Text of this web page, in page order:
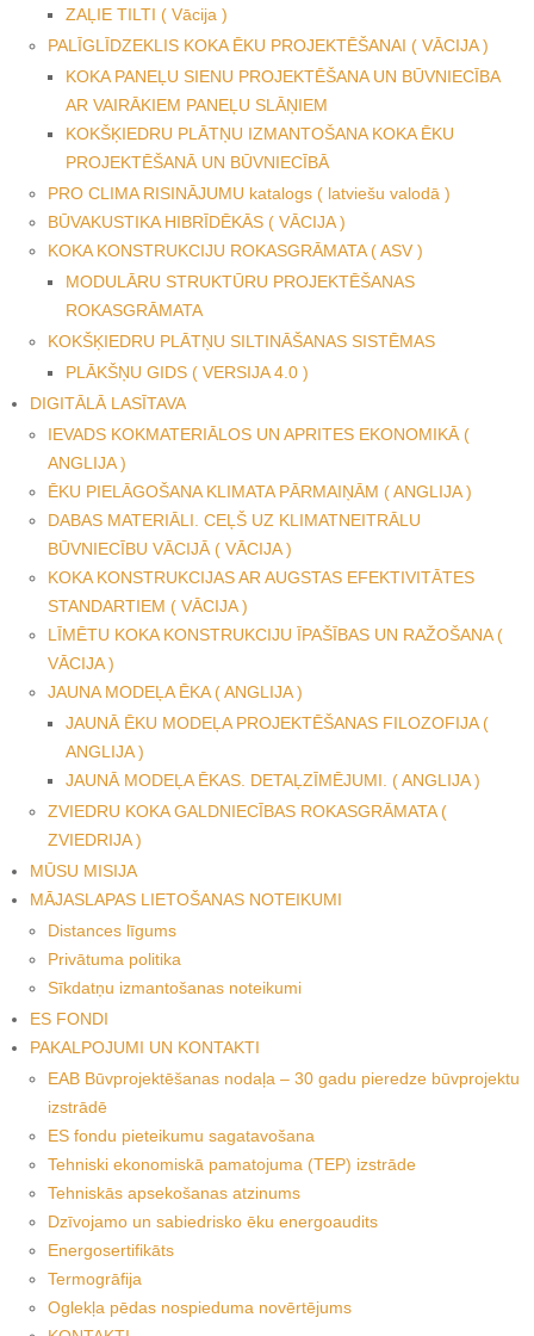
ZAĻIE TILTI ( Vācija )
PALĪGLĪDZEKLIS KOKA ĒKU PROJEKTĒŠANAI ( VĀCIJA )
KOKA PANEĻU SIENU PROJEKTĒŠANA UN BŪVNIECĪBA
AR VAIRĀKIEM PANEĻU SLĀŅIEM
KOKŠĶIEDRU PLĀTŅU IZMANTOŠANA KOKA ĒKU
PROJEKTĒŠANĀ UN BŪVNIECĪBĀ
PRO CLIMA RISINĀJUMU katalogs ( latviešu valodā )
BŪVAKUSTIKA HIBRĪDĒKĀS ( VĀCIJA )
KOKA KONSTRUKCIJU ROKASGRĀMATA ( ASV )
MODULĀRU STRUKTŪRU PROJEKTĒŠANAS
ROKASGRĀMATA
KOKŠĶIEDRU PLĀTŅU SILTINĀŠANAS SISTĒMAS
PLĀKŠŅU GIDS ( VERSIJA 4.0 )
DIGITĀLĀ LASĪTAVA
IEVADS KOKMATERIĀLOS UN APRITES EKONOMIKĀ (
ANGLIJA )
ĒKU PIELĀGOŠANA KLIMATA PĀRMAIŅĀM ( ANGLIJA )
DABAS MATERIĀLI. CEĻŠ UZ KLIMATNEITRĀLU
BŪVNIECĪBU VĀCIJĀ ( VĀCIJA )
KOKA KONSTRUKCIJAS AR AUGSTAS EFEKTIVITĀTES
STANDARTIEM ( VĀCIJA )
LĪMĒTU KOKA KONSTRUKCIJU ĪPAŠĪBAS UN RAŽOŠANA (
VĀCIJA )
JAUNA MODEĻA ĒKA ( ANGLIJA )
JAUNĀ ĒKU MODEĻA PROJEKTĒŠANAS FILOZOFIJA (
ANGLIJA )
JAUNĀ MODEĻA ĒKAS. DETAĻZĪMĒJUMI. ( ANGLIJA )
ZVIEDRU KOKA GALDNIECĪBAS ROKASGRĀMATA (
ZVIEDRIJA )
MŪSU MISIJA
MĀJASLAPAS LIETOŠANAS NOTEIKUMI
Distances līgums
Privātuma politika
Sīkdatņu izmantošanas noteikumi
ES FONDI
PAKALPOJUMI UN KONTAKTI
EAB Būvprojektēšanas nodaļa – 30 gadu pieredze būvprojektu
izstrādē
ES fondu pieteikumu sagatavošana
Tehniski ekonomiskā pamatojuma (TEP) izstrāde
Tehniskās apsekošanas atzinums
Dzīvojamo un sabiedrisko ēku energoaudits
Energosertifikāts
Termogrāfija
Oglekļa pēdas nospieduma novērtējums